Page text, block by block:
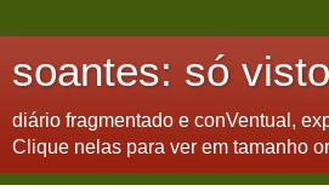
soantes: só visto
diário fragmentado e conVentual,
Clique nelas para ver em tamanho